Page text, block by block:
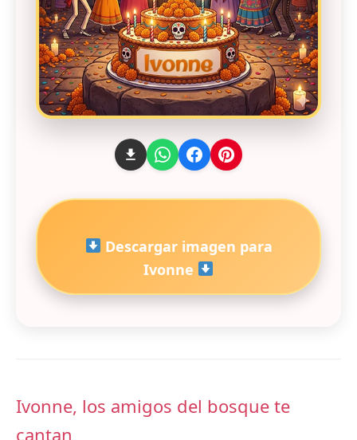
Descargar imagen para
Ivonne
Ivonne, los amigos del bosque te
cantan